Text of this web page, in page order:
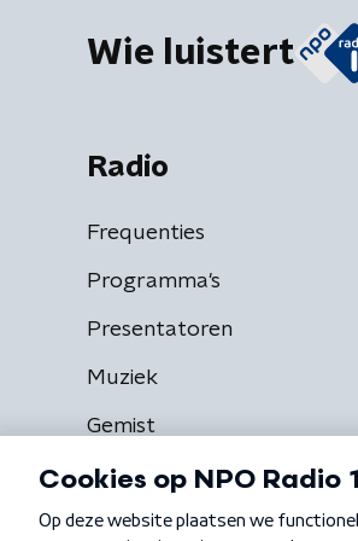
Wie luistert
Radio
Frequenties
Programma's
Presentatoren
Muziek
Gemist